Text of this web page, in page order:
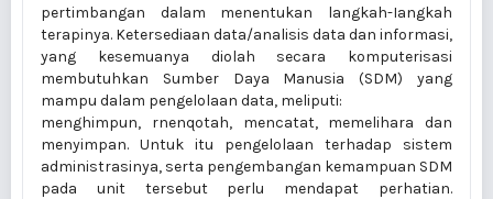
pertimbangan dalam menentukan langkah-Iangkah
terapinya. Ketersediaan data/analisis data dan informasi,
yang kesemuanya diolah secara komputerisasi
membutuhkan Sumber Daya Manusia (SDM) yang
mampu dalam pengelolaan data, meliputi:
menghimpun, rnenqotah, mencatat, memelihara dan
menyimpan. Untuk itu pengelolaan terhadap sistem
administrasinya, serta pengembangan kemampuan SDM
pada unit tersebut perlu mendapat perhatian.